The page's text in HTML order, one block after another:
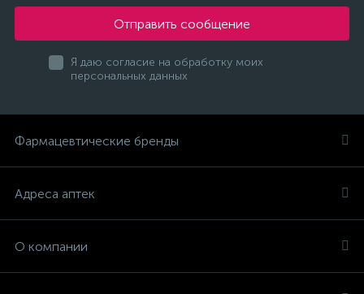
Отправить сообщение
Я даю согласие на обработку моих
персональных данных
Фармацевтические бренды
Адреса аптек
О компании